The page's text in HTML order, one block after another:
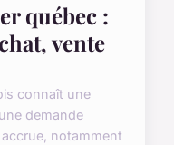
québec :
vente
connaît une
demande
notamment